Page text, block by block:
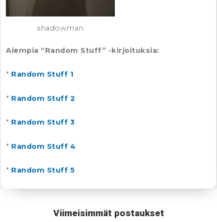
shadowman
Aiempia “Random Stuff” -kirjoituksia:
* Random Stuff 1
* Random Stuff 2
* Random Stuff 3
* Random Stuff 4
* Random Stuff 5
Viimeisimmät postaukset